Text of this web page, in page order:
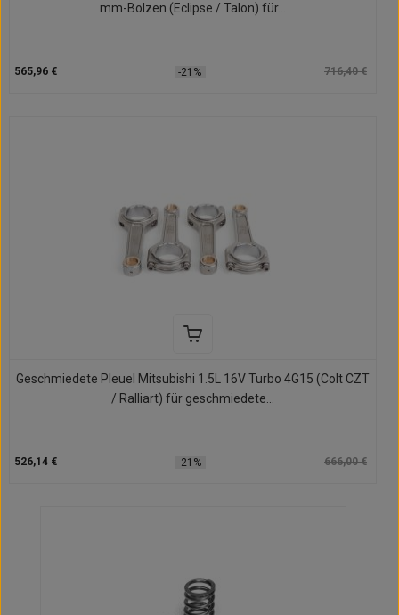
mm-Bolzen (Eclipse / Talon) für...
565,96 € -21% 716,40 €
Geschmiedete Pleuel Mitsubishi 1.5L 16V Turbo 4G15 (Colt CZT
/ Ralliart) für geschmiedete...
526,14 € -21% 666,00 €